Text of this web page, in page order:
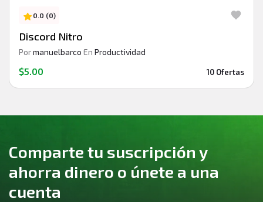
0.0 (0)
Discord Nitro
Pormanuelbarco En Productividad
$5.00 10 Ofertas
Comparte tu suscripción y
ahorra dinero o únete a una
cuenta